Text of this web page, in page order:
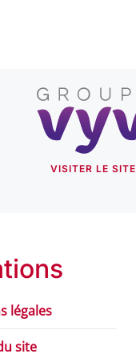
VISITER LE SITE
légales
site